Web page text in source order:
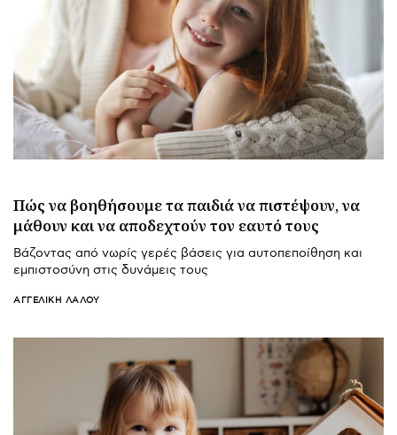
Πώς να βοηθήσουμε τα παιδιά να πιστέψουν, να
μάθουν και να αποδεχτούν τον εαυτό τους
Βάζοντας από νωρίς γερές βάσεις για αυτοπεποίθηση και
εμπιστοσύνη στις δυνάμεις τους
ΑΓΓΕΛΙΚΉ ΛΆΛΟΥ